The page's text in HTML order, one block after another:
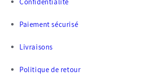
Confidentialité
Paiement sécurisé
Livraisons
Politique de retour